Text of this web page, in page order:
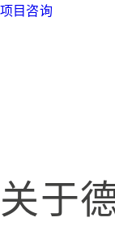
项目咨询
关于